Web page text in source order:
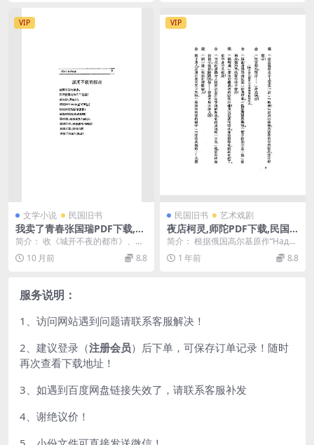
VIP
文学小说 民国旧书
我卖了青春张国瑞PDF下载,民
国张国瑞新体诗集
简介： 收《城开不夜的都市》、
《颓心》、《我卖了青春》、《漂
泊》、《消失》等19...
10 月前 8.8
VIP
民国旧书 艺术戏剧
夜店柯灵,师陀PDF下载,民国
话剧剧本
简介： 根据俄国高尔基原作“Надн
е”改编 截图： 目录：
1 年前 8.8
服务说明：
1、访问网站遇到问题请联系客服解决！
2、建议登录（注册会员）后下单，可保存订单记录！随时
再次查看下载地址！
3、如遇到百度网盘链接失效了，请联系客服补发
4、谢绝议价！